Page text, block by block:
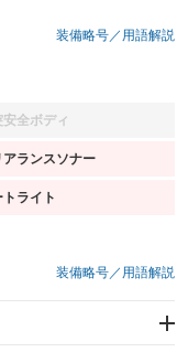
装備略号／用語解説
安全ボディ
備なし
アランスソナー
備あり
ライト
あり
装備略号／用語解説